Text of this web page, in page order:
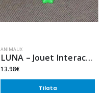
ANIMAUX
LUNA – Jouet Interactif Pour Chats
13.98€
Tilata